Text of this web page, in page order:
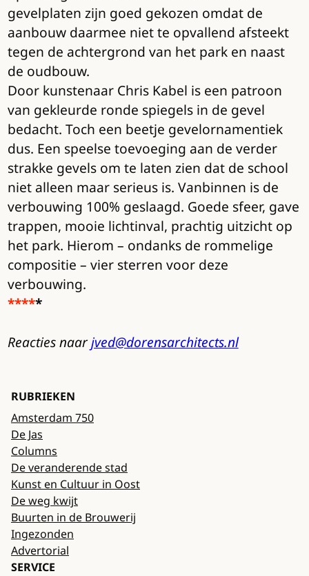
gevelplaten zijn goed gekozen omdat de
aanbouw daarmee niet te opvallend afsteekt
tegen de achtergrond van het park en naast
de oudbouw.
Door kunstenaar Chris Kabel is een patroon
van gekleurde ronde spiegels in de gevel
bedacht. Toch een beetje gevelornamentiek
dus. Een speelse toevoeging aan de verder
strakke gevels om te laten zien dat de school
niet alleen maar serieus is. Vanbinnen is de
verbouwing 100% geslaagd. Goede sfeer, gave
trappen, mooie lichtinval, prachtig uitzicht op
het park. Hierom – ondanks de rommelige
compositie – vier sterren voor deze
verbouwing.
*****
Reacties naarjved@dorensarchitects.nl
RUBRIEKEN
Amsterdam 750
De Jas
Columns
De veranderende stad
Kunst en Cultuur in Oost
De weg kwijt
Buurten in de Brouwerij
Ingezonden
Advertorial
SERVICE